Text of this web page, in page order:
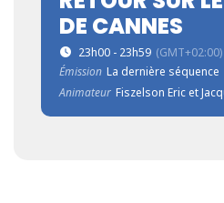
DE CANNES
23h00 - 23h59 (GMT+02:00)
Émission La dernière séquence
Animateur Fiszelson Eric et